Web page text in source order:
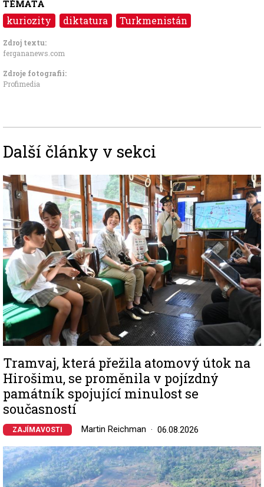
TÉMATA
kuriozity diktatura Turkmenistán
Zdroj textu:
fergananews.com
Zdroje fotografii:
Profimedia
Další články v sekci
Image
Tramvaj, která přežila atomový útok na
Hirošimu, se proměnila v pojízdný
památník spojující minulost se
současností
ZAJÍMAVOSTI Martin Reichman 06.08.2026
Image